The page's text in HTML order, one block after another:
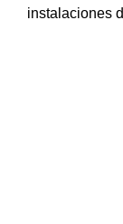
instalaciones